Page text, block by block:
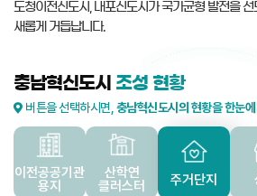
도청이전신도시, 내포신도시가 국가균형 발전을
새롭게 거듭납니다.
충남혁신도시 조성 현황
버튼을 선택하시면, 충남혁신도시의 현황을 한눈에
이전공공기관
용지
산학연
클러스터
주거단지